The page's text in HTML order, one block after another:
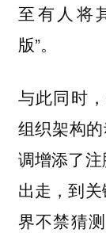
至有人将
版”。
与此同时
组织架构
调增添了
出走，到
界不禁猜